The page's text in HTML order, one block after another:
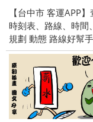
【台中市 客運APP
時刻表、路線、時間
規劃 動態 路線好幫手
(Android/iPhone